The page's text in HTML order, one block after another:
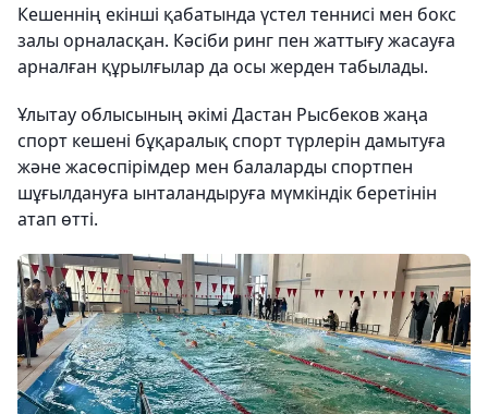
Кешеннің екінші қабатында үстел теннисі мен бокс
залы орналасқан. Кәсіби ринг пен жаттығу жасауға
арналған құрылғылар да осы жерден табылады.
Ұлытау облысының әкімі Дастан Рысбеков жаңа
спорт кешені бұқаралық спорт түрлерін дамытуға
және жасөспірімдер мен балаларды спортпен
шұғылдануға ынталандыруға мүмкіндік беретінін
атап өтті.